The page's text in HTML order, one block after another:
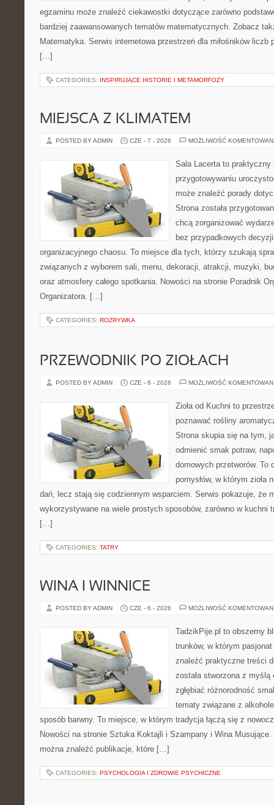
egzaminu może znaleźć ciekawostki dotyczące zarówno
bardziej zaawansowanych tematów matematycznych. Zobacz
Matematyka. Serwis internetowa przestrzeń dla miłośników liczb
[…]
CATEGORIES: INSPIRUJĄCE HISTORIE I METAMORFOZY
MIEJSCA Z KLIMATEM
POSTED BY ADMIN CZE - 7 - 2026 MOŻLIWOŚĆ
Sala Lacerta to praktyczny
przygotowywaniu
może znaleźć porady
Strona została
chcą zorganizować
bez przypadkowych
organizacyjnego chaosu. To miejsce dla tych, którzy szukają
związanych z wyborem sali, menu, dekoracji, atrakcji, muzyki,
oraz atmosfery całego spotkania. Nowości na stronie Poradnik
Organizatora. […]
CATEGORIES: ROZRYWKA
PRZEWODNIK PO ZIOŁACH
POSTED BY ADMIN CZE - 6 - 2026 MOŻLIWOŚĆ
Zioła od Kuchni to
poznawać rośliny
Strona skupia się na tym,
odmienić smak potraw,
domowych przetworów. To
pomysłów, w którym zioła
dań, lecz stają się codziennym wsparciem. Serwis pokazuje, że
wykorzystywane na wiele prostych sposobów, zarówno w kuchni
[…]
CATEGORIES: TATRY
WINA I WINNICE
POSTED BY ADMIN CZE - 6 - 2026 MOŻLIWOŚĆ
TadzikPije.pl to obszerny
trunków, w którym
znaleźć praktyczne treści
została stworzona z
zgłębiać różnorodność
tematy związane z
sposób barwny. To miejsce, w którym tradycja łączą się z
Nowości na stronie Sztuka Koktajli i Szampany i Wina
można znaleźć publikacje, które […]
CATEGORIES: PSYCHOLOGIA I ZDROWIE PSYCHICZNE